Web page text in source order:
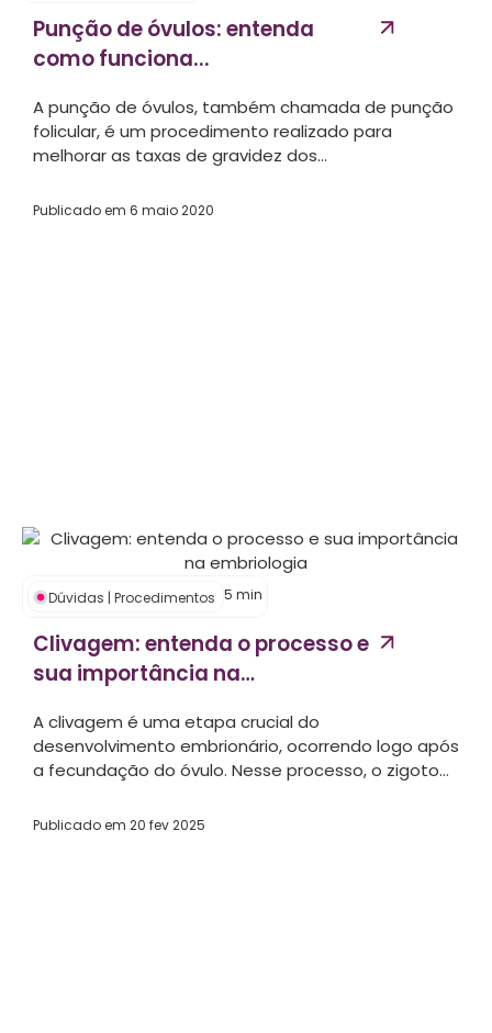
Punção de óvulos: entenda
como funciona...
A punção de óvulos, também chamada de punção
folicular, é um procedimento realizado para
melhorar as taxas de gravidez dos...
Publicado em 6 maio 2020
Dúvidas | Procedimentos 5 min
Clivagem: entenda o processo e
sua importância na
A clivagem é uma etapa crucial do
desenvolvimento embrionário, ocorrendo logo após
a fecundação do óvulo. Nesse processo, o zigoto...
Publicado em 20 fev 2025